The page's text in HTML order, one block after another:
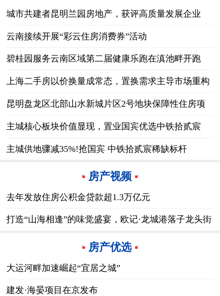
城市共建者昆明兰园房地产，获评高质量发展企业
云南接续开展“彩云住房消费券”活动
碧桂园服务云南区域第二届健康乐跑在滇池畔开跑
上海二手房以价换量成常态，置换需求主导市场重构
昆明盘龙区北部山水新城片区2号地块保障性住房项
目首栋楼封顶
主城核心板块价值显现，置业国宾优选中铁拾贰宸
主城供地骤减35%!抢国宾 中铁拾贰宸稀缺标杆
房产视频
去年发放住房公积金贷款超1.3万亿元
打造“山海相逢”的味觉盛宴，欧记·龙城港落子龙头街
房产优选
大运河畔加速崛起“宜居之城”
建发·海晏项目在京发布